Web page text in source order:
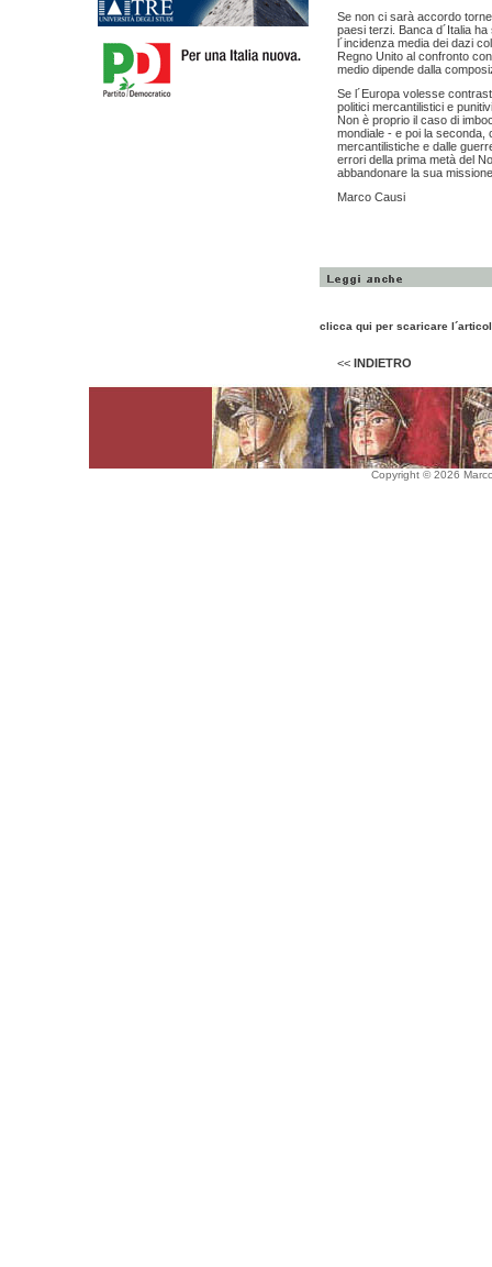
Se non ci sarà accordo
paesi terzi. Banca d´Italia
l´incidenza media dei dazi
Regno Unito al confronto
medio dipende dalla
Se l´Europa volesse
politici mercantilistici e
Non è proprio il caso di
mondiale - e poi la seconda,
mercantilistiche e dalle
errori della prima metà del
abbandonare la sua
Marco Causi
clicca qui per scaricare
<< INDIETRO
Copyright © 2026